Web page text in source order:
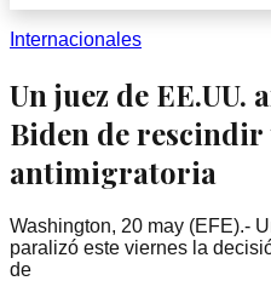
Internacionales
Un juez de
Biden de
antimigratoria
Washington, 20 may (EFE).-
paralizó este viernes la
de